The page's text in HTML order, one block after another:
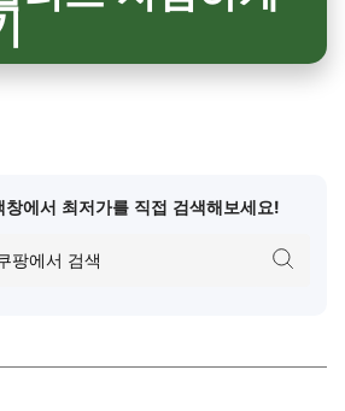
창에서 최저가를 직접 검색해보세요!